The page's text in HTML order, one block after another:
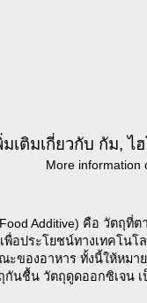
มเติมเกี่ยวกับ กัม,
More information
Additive) คือ วัตถุ
พื่อประโยชน์ทางเทคโน
ของอาหาร ทั้งนี้ให้หมา
กันชื้น วัตถุดูดออกซิเจน